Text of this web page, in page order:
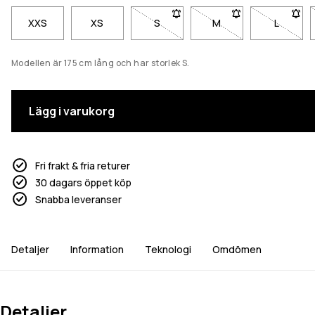
XXS XS S- Storlek S är inte tillgänglig.
M- Storlek M är inte
L-
Modellen är 175 cm lång och har storlek S.
Lägg i varukorg
Fri frakt & fria returer
30 dagars öppet köp
Snabba leveranser
Detaljer Information Teknologi Omdömen